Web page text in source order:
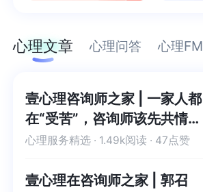
心理文章 心理问答 心理FM
壹心理咨询师之家 | 一家人都
在“受苦”，咨询师该先共情
谁？
心理服务精选 · 1.49k阅读 · 47点赞
壹心理在咨询师之家 | 郭召